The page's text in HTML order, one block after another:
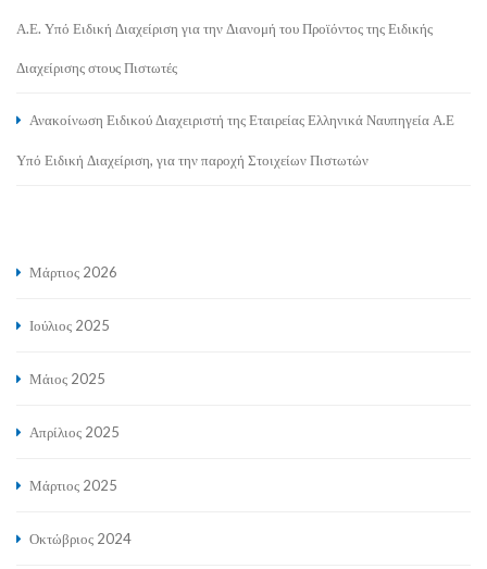
Α.Ε. Υπό Ειδική Διαχείριση για την Διανομή του Προϊόντος της Ειδικής
Διαχείρισης στους Πιστωτές
Ανακοίνωση Ειδικού Διαχειριστή της Εταιρείας Ελληνικά Ναυπηγεία Α.Ε
Υπό Ειδική Διαχείριση, για την παροχή Στοιχείων Πιστωτών
Μάρτιος 2026
Ιούλιος 2025
Μάιος 2025
Απρίλιος 2025
Μάρτιος 2025
Οκτώβριος 2024